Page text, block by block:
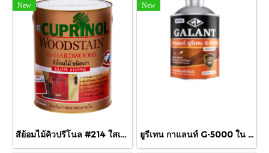
New
สีย้อมไม้คิวปรีโนล #214 ใสเงา 1/4 กล.
New
ยูรีเทน กาแลนท์ G-5000 ใน 460cc.